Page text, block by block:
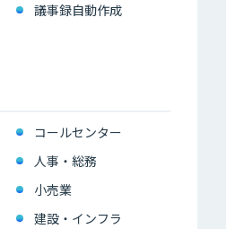
議事録自動作成
コールセンター
人事・総務
小売業
建設・インフラ